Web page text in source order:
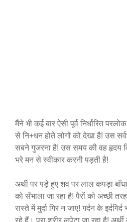
मैंने भी कई बार ऐसी पूर्व निर्धारित
से नि+धन होते लोगों को देखा है! उस
सबने गुजरना है! उस समय की वह हृदय
भरे मन से स्वीकार करनी पड़ती है!
अर्थी पर पड़े हुए शव पर लाल कपड़ा
को सँभाला जा रहा है! पैरों को अच्छी
रास्ते में मुर्दा गिर न जाए! गर्दन के
रहे हैं। पूरा शरीर लपेटा जा रहा है! अर्थी